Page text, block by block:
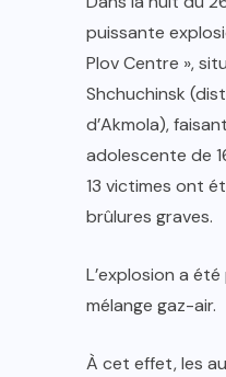
puissante
Plov Centre »,
Shchuchinsk
d’Akmola),
adolescente de
13 victimes ont
brûlures graves.
L’explosion a
mélange gaz-air.
À cet effet, les